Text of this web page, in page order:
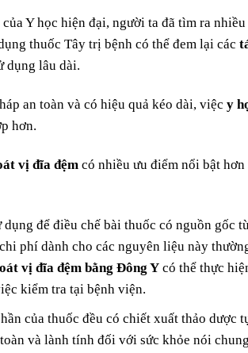
Y học hiện đại, người ta đã tìm ra
thuốc Tây trị bệnh có thể đem lại các
dụng lâu dài.
an toàn và có hiệu quả kéo dài, việc y
hơn.
vị đĩa đệm có nhiều ưu điểm nổi bật
để điều chế bài thuốc có nguồn gốc
phí dành cho các nguyên liệu này
vị đĩa đệm bằng Đông Y có thể thực
kiểm tra tại bệnh viện.
của thuốc đều có chiết xuất thảo dược
và lành tính đối với sức khỏe nói